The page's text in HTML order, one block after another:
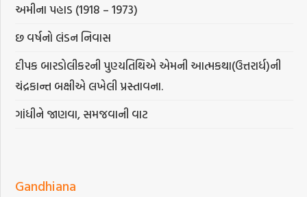
અમીના પહાડ (1918 – 1973)
છ વર્ષનો લંડન નિવાસ
દીપક બારડોલીકરની પુણ્યતિથિએ એમની આત્મકથા(ઉત્તરાર્ધ)ની
ચંદ્રકાન્ત બક્ષીએ લખેલી પ્રસ્તાવના.
ગાંધીને જાણવા, સમજવાની વાટ
Gandhiana